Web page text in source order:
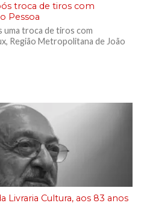
troca de tiros com
Pessoa
uma troca de tiros com
Região Metropolitana de João
Livraria Cultura, aos 83 anos